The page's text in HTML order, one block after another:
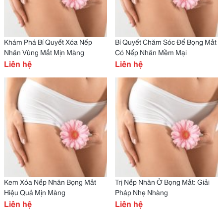
Khám Phá Bí Quyết Xóa Nếp
Nhăn Vùng Mắt Mịn Màng
Liên hệ
Bí Quyết Chăm Sóc Để Bọng Mắt
Có Nếp Nhăn Mềm Mại
Liên hệ
Kem Xóa Nếp Nhăn Bọng Mắt
Hiệu Quả Mịn Màng
Liên hệ
Trị Nếp Nhăn Ở Bọng Mắt: Giải
Pháp Nhẹ Nhàng
Liên hệ